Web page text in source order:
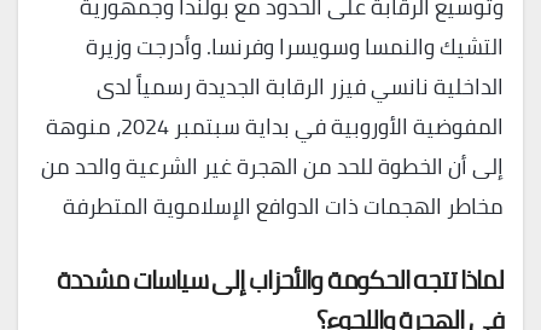
التشيك والنمسا وسويسرا وفرنسا. وأدرجت وزيرة
الداخلية نانسي فيزر الرقابة الجديدة رسمياً لدى
المفوضية الأوروبية في بداية سبتمبر 2024، منوهة
إلى أن الخطوة للحد من الهجرة غير الشرعية والحد من
مخاطر الهجمات ذات الدوافع الإسلاموية المتطرفة
لماذا تتجه الحكومة والأحزاب إلى سياسات مشددة
في الهجرة واللجوء؟